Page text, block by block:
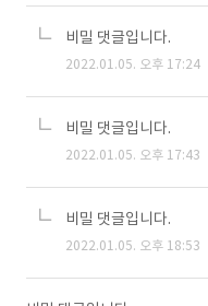
비밀 댓글입니다.
2022.01.05. 오후 17:24
비밀 댓글입니다.
2022.01.05. 오후 17:43
비밀 댓글입니다.
2022.01.05. 오후 18:53